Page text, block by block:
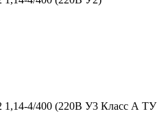
4/400 (220В У3 Класс А ТУ